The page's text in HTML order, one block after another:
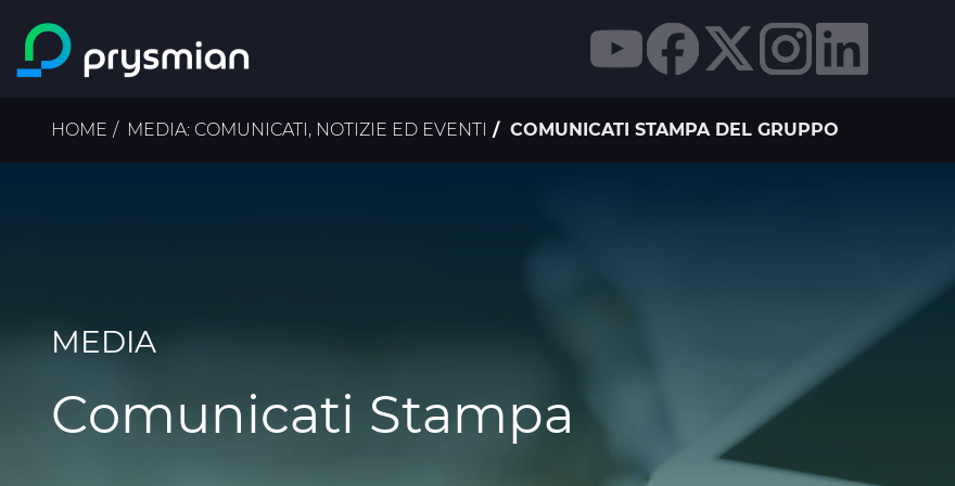
Salta al contenuto
principale
Briciole
di
HOME MEDIA: COMUNICATI, NOTIZIE ED EVENTI COMUNICATI STAMPA DEL GRUPPO
MEDIA
Comunicati Stampa